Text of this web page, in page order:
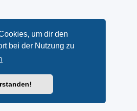
um dir den
bei der Nutzung zu